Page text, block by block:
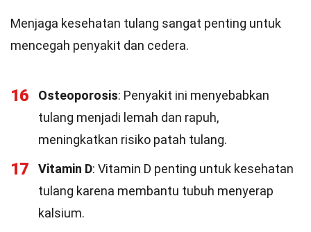
Menjaga kesehatan tulang sangat penting untuk
mencegah penyakit dan cedera.
16 Osteoporosis: Penyakit ini menyebabkan
tulang menjadi lemah dan rapuh,
meningkatkan risiko patah tulang.
17 Vitamin D: Vitamin D penting untuk kesehatan
tulang karena membantu tubuh menyerap
kalsium.